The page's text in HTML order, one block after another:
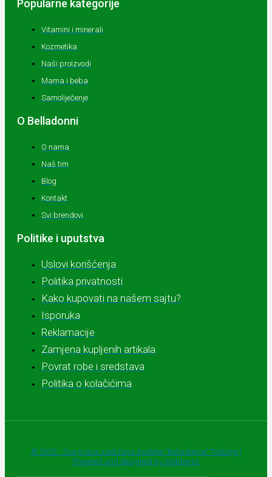
Popularne kategorije
Vitamini i minerali
Kozmetika
Naši proizvodi
Mama i beba
Samoliječenje
O Belladonni
O nama
Naš tim
Blog
Kontakt
Svi brendovi
Politike i uputstva
Uslovi korišćenja
Politika privatnosti
Kako kupovati na našem sajtu?
Isporuka
Reklamacije
Zamjena kupljenih artikala
Povrat robe i sredstava
Politika o kolačićima
© 2025 - Sva prava zadržava Apoteke "Belladonna" Trebinje |
Powered and designed by Webherzz